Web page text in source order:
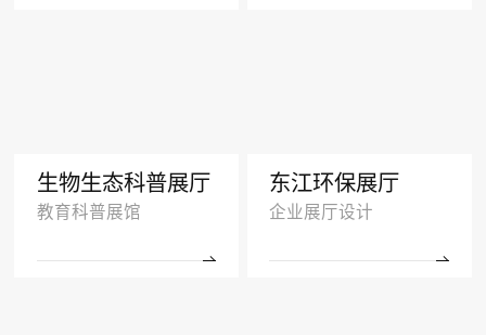
生物生态科普展厅
教育科普展馆
东江环保展厅
企业展厅设计